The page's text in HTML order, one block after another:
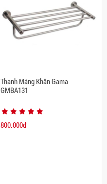
Thanh Máng Khăn Gama
GMBA131
800.000đ